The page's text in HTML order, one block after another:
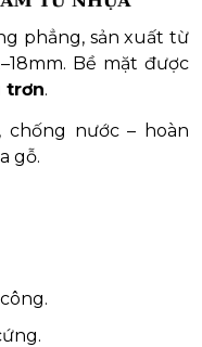
phẳng, sản xuất từ
Bề mặt được
trơn.
chống nước – hoàn
gỗ.